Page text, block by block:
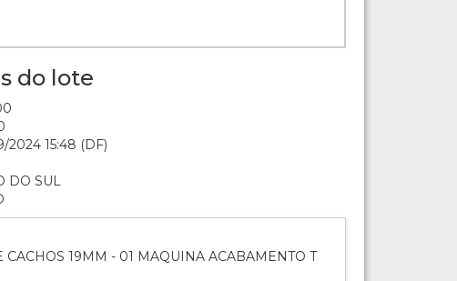
do lote
2024 15:48 (DF)
DO SUL
19MM - 01 MAQUINA ACABAMENTO T